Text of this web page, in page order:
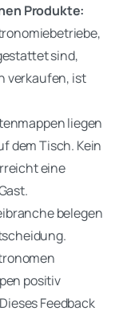
Produkte:
sind,
verkaufen, ist
liegen
dem Tisch. Kein
eine
belegen
positiv
Feedback